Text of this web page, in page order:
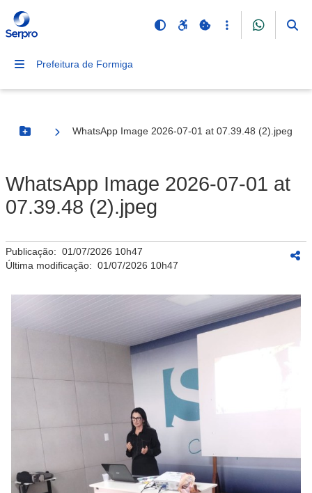
Prefeitura de Formiga
Botão Menu
WhatsApp Image 2026-07-01 at 07.39.48 (2).jpeg
WhatsApp Image 2026-07-01 at
07.39.48 (2).jpeg
Publicação: 01/07/2026 10h47
Última modificação: 01/07/2026 10h47